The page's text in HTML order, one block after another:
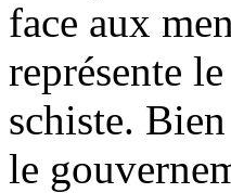
face aux
représente
schiste.
le